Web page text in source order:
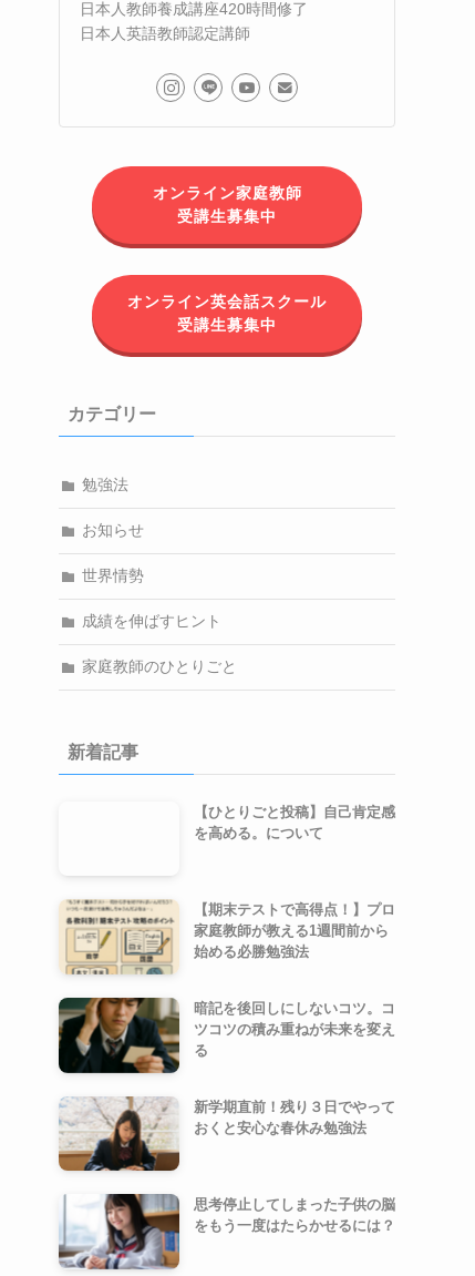
日本人教師養成講座420時間修了
日本人英語教師認定講師
オンライン家庭教師
受講生募集中
オンライン英会話スクール
受講生募集中
カテゴリー
勉強法
お知らせ
世界情勢
成績を伸ばすヒント
家庭教師のひとりごと
新着記事
【ひとりごと投稿】自己肯定感
を高める。について
【期末テストで高得点！】プロ
家庭教師が教える1週間前から
始める必勝勉強法
暗記を後回しにしないコツ。コ
ツコツの積み重ねが未来を変え
る
新学期直前！残り３日でやって
おくと安心な春休み勉強法
思考停止してしまった子供の脳
をもう一度はたらかせるには？